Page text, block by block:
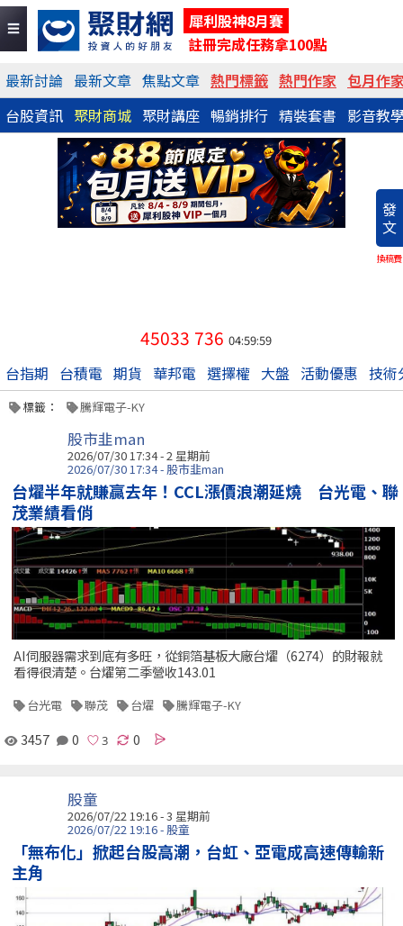
犀利股神8月賽
註冊完成任務拿100點
最新討論 最新文章 焦點文章 熱門標籤 熱門作家 包月作
台股資訊 聚財商城 聚財講座 暢銷排行 精裝套書 影音教
發
文
換稿費
45033 736 04:59:59
台指期 台積電 期貨 華邦電 選擇權 大盤 活動優惠 技術
標籤： 騰輝電子-KY
股市韭man
2026/07/30 17:34 - 2 星期前
2026/07/30 17:34 - 股市韭man
台燿半年就賺贏去年！CCL漲價浪潮延燒 台光電、聯
茂業績看俏
AI伺服器需求到底有多旺，從銅箔基板大廠台燿（6274）的財報就
看得很清楚。台燿第二季營收143.01
台光電 聯茂 台燿 騰輝電子-KY
3457 0 0
股童
2026/07/22 19:16 - 3 星期前
2026/07/22 19:16 - 股童
「無布化」掀起台股高潮，台虹、亞電成高速傳輸新
主角